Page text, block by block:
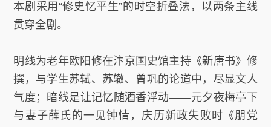
本剧采用“修史忆平生”的时空折叠法，以两条主线
贯穿全剧。
明线为老年欧阳修在汴京国史馆主持《新唐书》修
撰，与学生苏轼、苏辙、曾巩的论道中，尽显文人
气度；暗线是让记忆随酒香浮动——元夕夜梅亭下
与妻子薛氏的一见钟情，庆历新政失败时《朋党